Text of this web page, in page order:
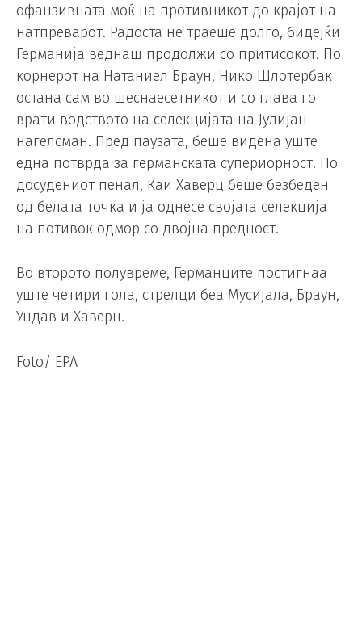
офанзивната моќ на противникот до крајот на
натпреварот. Радоста не траеше долго, бидејќи
Германија веднаш продолжи со притисокот. По
корнерот на Натаниел Браун, Нико Шлотербак
остана сам во шеснаесетникот и со глава го
врати водството на селекцијата на Јулијан
нагелсман. Пред паузата, беше видена уште
една потврда за германската супериорност. По
досудениот пенал, Каи Хаверц беше безбеден
од белата точка и ја однесе својата селекција
на потивок одмор со двојна предност.
Во второто полувреме, Германците постигнаа
уште четири гола, стрелци беа Мусијала, Браун,
Ундав и Хаверц.
Foto/ EPA